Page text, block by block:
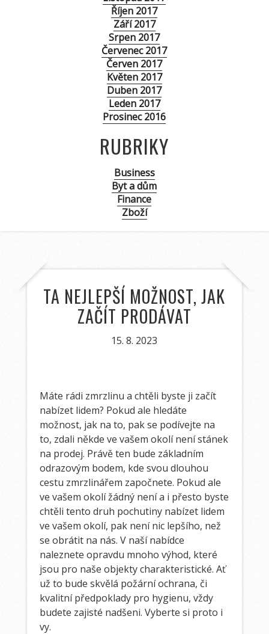
Říjen 2017
Září 2017
Srpen 2017
Červenec 2017
Červen 2017
Květen 2017
Duben 2017
Leden 2017
Prosinec 2016
RUBRIKY
Business
Byt a dům
Finance
Zboží
TA NEJLEPŠÍ MOŽNOST, JAK
ZAČÍT PRODÁVAT
15. 8. 2023
Máte rádi zmrzlinu a chtěli byste ji začít
nabízet lidem? Pokud ale hledáte
možnost, jak na to, pak se podívejte na
to, zdali někde ve vašem okolí nenístánek
na prodej. Právě ten bude základním
odrazovým bodem, kde svou dlouhou
cestu zmrzlinářem započnete. Pokud ale
ve vašem okolí žádný není a i přesto byste
chtěli tento druh pochutiny nabízet lidem
ve vašem okolí, pak není nic lepšího, než
se obrátit na nás. V naší nabídce
naleznete opravdu mnoho výhod, které
jsou pro naše objekty charakteristické. Ať
už to bude skvělá požární ochrana, či
kvalitní předpoklady pro hygienu, vždy
budete zajisté nadšeni. Vyberte si proto i
vy.